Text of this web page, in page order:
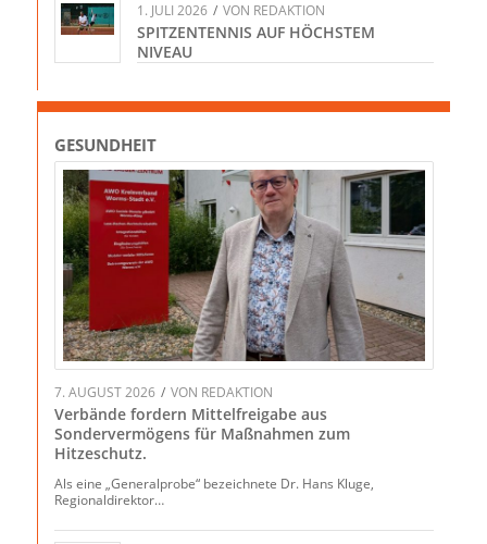
1. JULI 2026 / VON REDAKTION
SPITZENTENNIS AUF HÖCHSTEM
NIVEAU
GESUNDHEIT
7. AUGUST 2026 / VON REDAKTION
Verbände fordern Mittelfreigabe aus
Sondervermögens für Maßnahmen zum
Hitzeschutz.
Als eine „Generalprobe“ bezeichnete Dr. Hans Kluge,
Regionaldirektor…